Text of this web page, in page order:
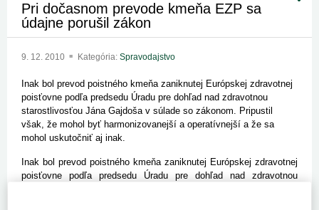
Pri dočasnom prevode kmeňa EZP sa
údajne porušil zákon
9. 12. 2010 Kategória: Spravodajstvo
Inak bol prevod poistného kmeňa zaniknutej Európskej zdravotnej
poisťovne podľa predsedu Úradu pre dohľad nad zdravotnou
starostlivosťou Jána Gajdoša v súlade so zákonom. Pripustil
však, že mohol byť harmonizovanejší a operatívnejší a že sa
mohol uskutočniť aj inak.
Inak bol prevod poistného kmeňa zaniknutej Európskej zdravotnej
poisťovne podľa predsedu Úradu pre dohľad nad zdravotnou